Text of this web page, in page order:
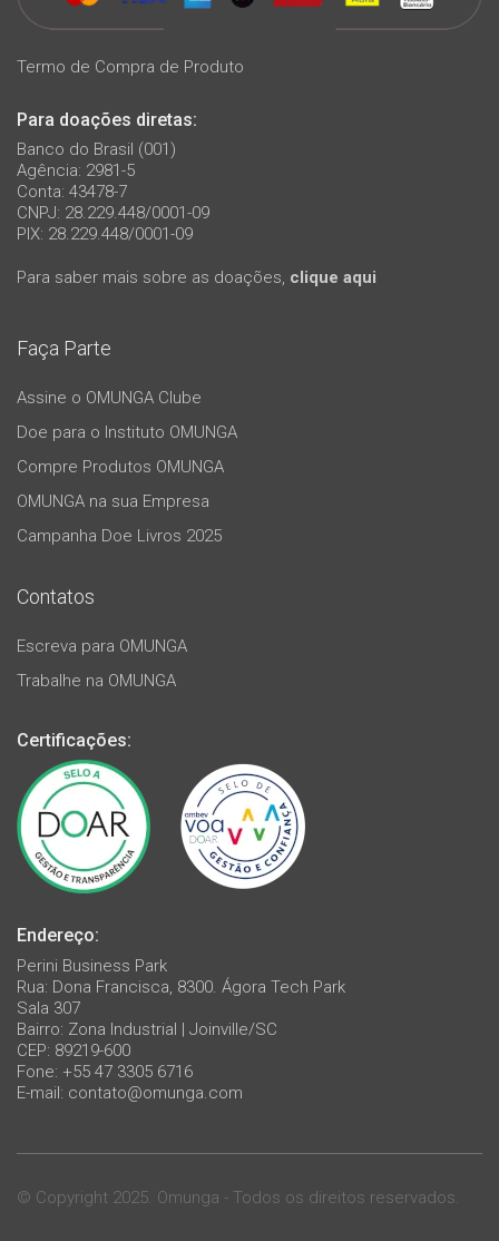
Termo de Compra de Produto
Para doações diretas:
Banco do Brasil (001)
Agência: 2981-5
Conta: 43478-7
CNPJ: 28.229.448/0001-09
PIX: 28.229.448/0001-09
Para saber mais sobre as doações, clique aqui
Faça Parte
Assine o OMUNGA Clube
Doe para o Instituto OMUNGA
Compre Produtos OMUNGA
OMUNGA na sua Empresa
Campanha Doe Livros 2025
Contatos
Escreva para OMUNGA
Trabalhe na OMUNGA
Certificações:
Endereço:
Perini Business Park
Rua: Dona Francisca, 8300. Ágora Tech Park
Sala 307
Bairro: Zona Industrial | Joinville/SC
CEP: 89219-600
Fone: +55 47 3305 6716
E-mail: contato@omunga.com
© Copyright 2025. Omunga - Todos os direitos reservados.